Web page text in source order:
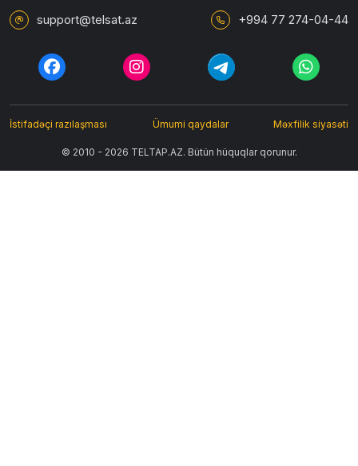
support@telsat.az +994 77 274-04-44
© 2010 - 2026 TELTAP.AZ. Bütün hüquqlar qorunur.
İstifadəçi razılaşması Ümumi qaydalar Məxfilik siyasəti